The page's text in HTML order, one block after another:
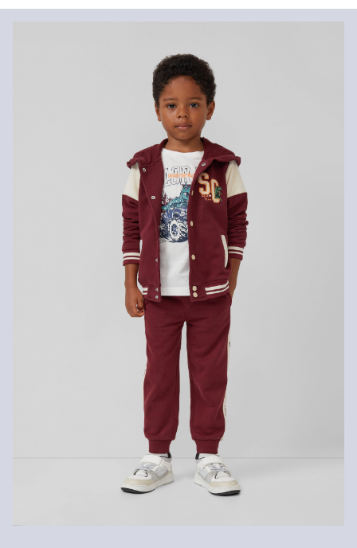
Materiál: bavlnená zmes
Nečistiť chlórovým bielidlom
Nežehliť pri vysokej teplote
Normálny prací program 40°
Sušiť pri zníženej tepelnej záťaži
Vaša objednávka bude odoslaná do 4-8 pracovných dní
štandardné doručenie sú 4,95 €
Svoj tovar nám môžete bezplatne vrátiť do 14 dní.